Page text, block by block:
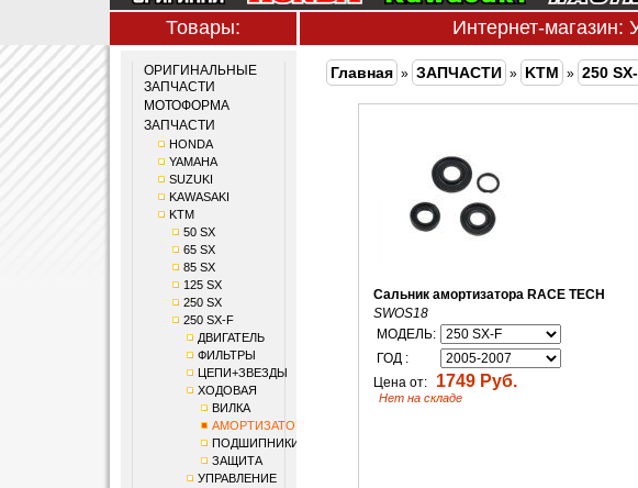
Товары: Интернет-
ОРИГИНАЛЬНЫЕ
ЗАПЧАСТИ
МОТОФОРМА
ЗАПЧАСТИ
HONDA
YAMAHA
SUZUKI
KAWASAKI
KTM
50 SX
65 SX
85 SX
125 SX
250 SX
250 SX-F
ДВИГАТЕЛЬ
ФИЛЬТРЫ
ЦЕПИ+ЗВЕЗДЫ
ХОДОВАЯ
ВИЛКА
АМОРТИЗАТОР
ПОДШИПНИКИ
ЗАЩИТА
УПРАВЛЕНИЕ
Главная » ЗАПЧАСТИ » KTM » 250
Сальник амортизатора RACE TECH
SWOS18
МОДЕЛЬ:
ГОД :
Цена от:
1749 Руб.
Нет на складе